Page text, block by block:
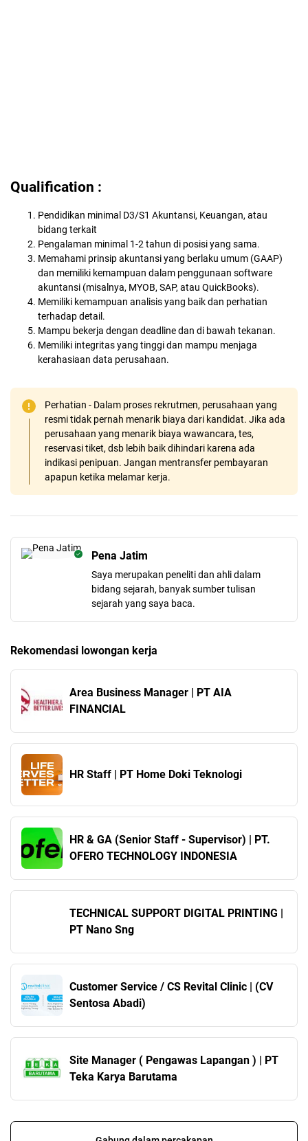
Qualification :
Pendidikan minimal D3/S1 Akuntansi, Keuangan, atau
bidang terkait
Pengalaman minimal 1-2 tahun di posisi yang sama.
Memahami prinsip akuntansi yang berlaku umum (GAAP)
dan memiliki kemampuan dalam penggunaan software
akuntansi (misalnya, MYOB, SAP, atau QuickBooks).
Memiliki kemampuan analisis yang baik dan perhatian
terhadap detail.
Mampu bekerja dengan deadline dan di bawah tekanan.
Memiliki integritas yang tinggi dan mampu menjaga
kerahasiaan data perusahaan.
Perhatian - Dalam proses rekrutmen, perusahaan yang
resmi tidak pernah menarik biaya dari kandidat. Jika ada
perusahaan yang menarik biaya wawancara, tes,
reservasi tiket, dsb lebih baik dihindari karena ada
indikasi penipuan. Jangan mentransfer pembayaran
apapun ketika melamar kerja.
Pena Jatim
Saya merupakan peneliti dan ahli dalam
bidang sejarah, banyak sumber tulisan
sejarah yang saya baca.
Rekomendasi lowongan kerja
Area Business Manager | PT AIA
FINANCIAL
HR Staff | PT Home Doki Teknologi
HR & GA (Senior Staff - Supervisor) | PT.
OFERO TECHNOLOGY INDONESIA
TECHNICAL SUPPORT DIGITAL PRINTING |
PT Nano Sng
Customer Service / CS Revital Clinic | (CV
Sentosa Abadi)
Site Manager ( Pengawas Lapangan ) | PT
Teka Karya Barutama